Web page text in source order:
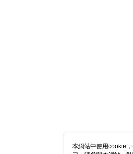
本網站中使用cookie